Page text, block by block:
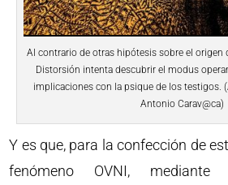
Al contrario de otras hipótesis sobre el origen
Distorsión intenta descubrir el modus
implicaciones con la psique de los testigos.
Antonio Carav@ca)
Y es que, para la confección de
fenómeno OVNI,